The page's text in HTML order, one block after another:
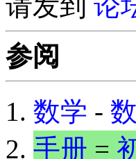
请发到 论
参阅
数学 -
手册 =